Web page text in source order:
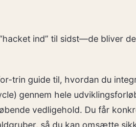
ind” til sidst—de bliver
trin guide til, hvordan du
gennem hele
vedligehold. Du får
så du kan omsætte